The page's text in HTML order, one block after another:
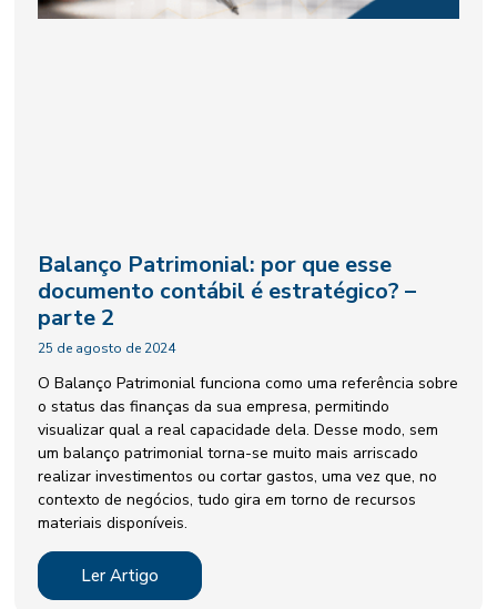
Balanço Patrimonial: por que esse
documento contábil é estratégico? –
parte 2
25 de agosto de 2024
O Balanço Patrimonial funciona como uma referência sobre
o status das finanças da sua empresa, permitindo
visualizar qual a real capacidade dela. Desse modo, sem
um balanço patrimonial torna-se muito mais arriscado
realizar investimentos ou cortar gastos, uma vez que, no
contexto de negócios, tudo gira em torno de recursos
materiais disponíveis.
Ler Artigo